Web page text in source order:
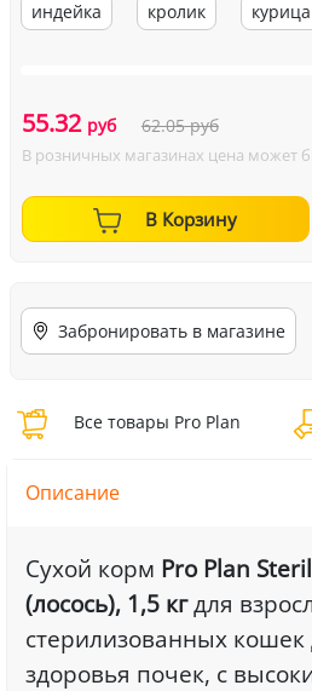
индейка кролик курица
55.32 руб 62.05руб
В розничных магазинах цена может
В Корзину
Забронировать в магазине
Все товары Pro Plan
Описание
Сухой корм Pro Plan
(лосось), 1,5 кгдля
стерилизованных
здоровья почек, с